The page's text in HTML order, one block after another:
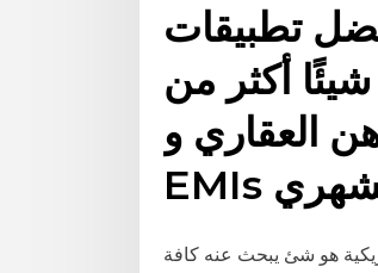
تطبيقات
أكثر من
العقاري و
هو شئ يبحث عنه كافة